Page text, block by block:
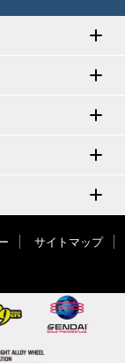
サイトマップ